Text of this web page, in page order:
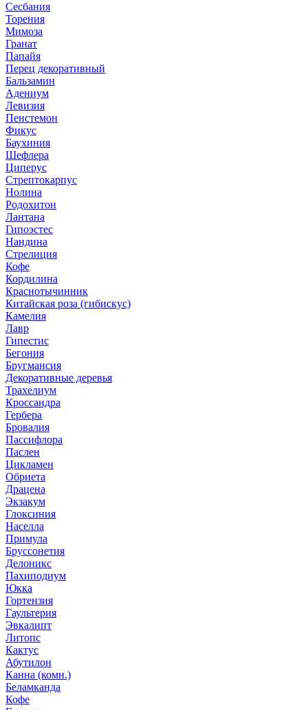
Сесбания
Торения
Мимоза
Гранат
Папайя
Перец декоративный
Бальзамин
Адениум
Левизия
Пенстемон
Фикус
Баухиния
Шефлера
Циперус
Стрептокарпус
Нолина
Родохитон
Лантана
Гипоэстес
Нандина
Стрелиция
Кофе
Кордилина
Краснотычинник
Китайская роза (гибискус)
Камелия
Лавр
Гипестис
Бегония
Бругмансия
Декоративные деревья
Трахелиум
Кроссандра
Гербера
Бровалия
Пассифлора
Паслен
Цикламен
Обриета
Драцена
Экзакум
Глоксиния
Населла
Примула
Бруссонетия
Делоникс
Пахиподиум
Юкка
Гортензия
Гаультерия
Эвкалипт
Литопс
Кактус
Абутилон
Канна (комн.)
Беламканда
Кофе